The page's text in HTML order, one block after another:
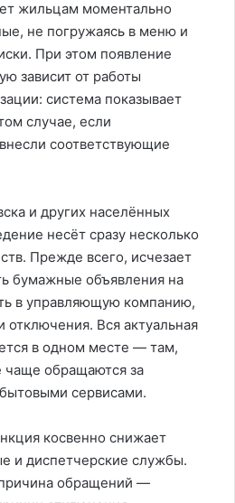
жильцам моментально
не погружаясь в меню и
При этом появление
зависит от работы
система показывает
случае, если
соответствующие
и других населённых
несёт сразу несколько
Прежде всего, исчезает
бумажные объявления на
в управляющую компанию,
отключения. Вся актуальная
в одном месте — там,
чаще обращаются за
сервисами.
косвенно снижает
и диспетчерские службы.
обращений —